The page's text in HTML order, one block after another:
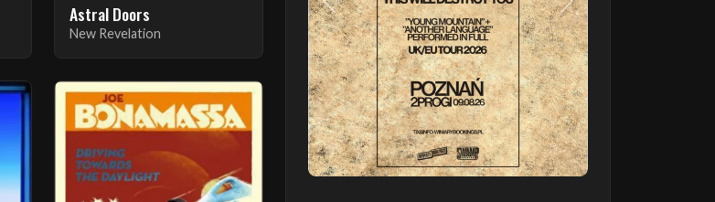
Astral Doors
New Revelation
This Will Destroy You
09.08 - Poznań, Klub 2progi